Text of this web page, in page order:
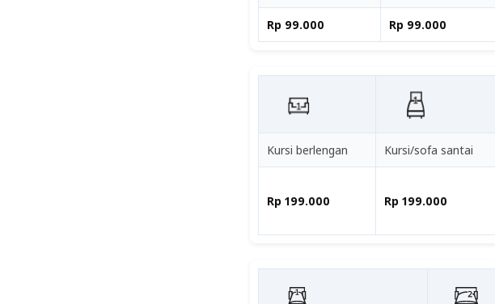
Rp 99.000 Rp 99.000
Kursi berlengan Kursi/sofa santai
Rp 199.000 Rp 199.000